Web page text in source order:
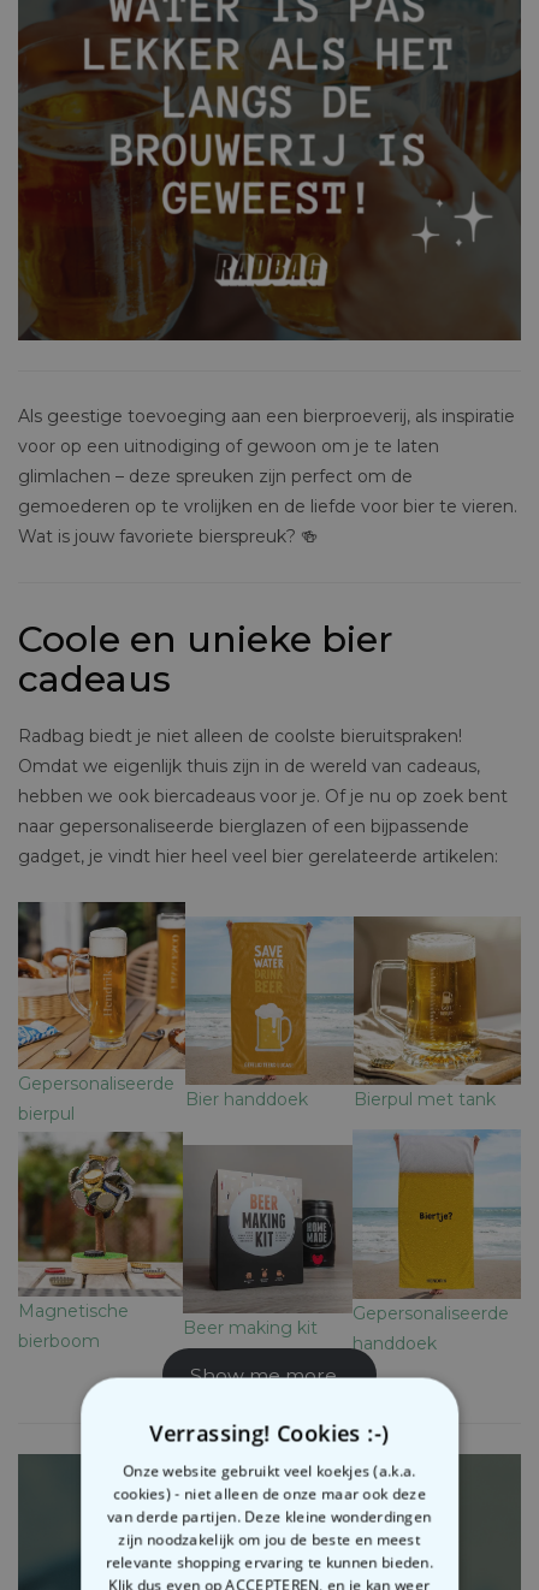
Als geestige toevoeging aan een bierproeverij, als inspiratie
voor op een uitnodiging of gewoon om je te laten
glimlachen – deze spreuken zijn perfect om de
gemoederen op te vrolijken en de liefde voor bier te vieren.
Wat is jouw favoriete bierspreuk? 🍻
Coole en unieke bier
cadeaus
Radbag biedt je niet alleen de coolste bieruitspraken!
Omdat we eigenlijk thuis zijn in de wereld van cadeaus,
hebben we ook biercadeaus voor je. Of je nu op zoek bent
naar gepersonaliseerde bierglazen of een bijpassende
gadget, je vindt hier heel veel bier gerelateerde artikelen:
Gepersonaliseerde
bierpul
Bier handdoek Bierpul met tank
Magnetische
bierboom
Beer making kit
Gepersonaliseerde
handdoek
Show me more…
Verrassing! Cookies :-)
Onze website gebruikt veel koekjes (a.k.a.
cookies) - niet alleen de onze maar ook deze
van derde partijen. Deze kleine wonderdingen
zijn noodzakelijk om jou de beste en meest
relevante shopping ervaring te kunnen bieden.
Klik dus even op ACCEPTEREN, en je kan weer